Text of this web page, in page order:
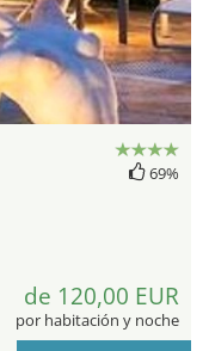
69%
de 120,00 EUR
por habitación y noche